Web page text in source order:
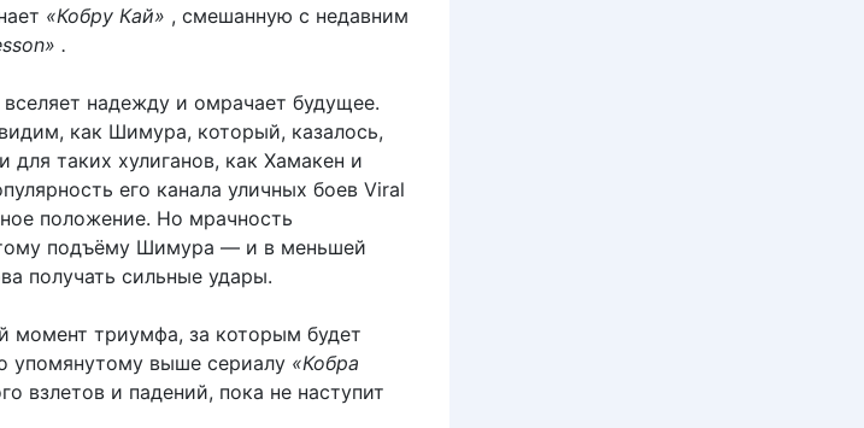
«Кобру Кай» , смешанную с недавним
.
надежду и омрачает будущее.
как Шимура, который, казалось,
таких хулиганов, как Хамакен и
его канала уличных боев Viral
положение. Но мрачность
подъёму Шимура — и в меньшей
получать сильные удары.
момент триумфа, за которым будет
упомянутому выше сериалу «Кобра
взлетов и падений, пока не наступит